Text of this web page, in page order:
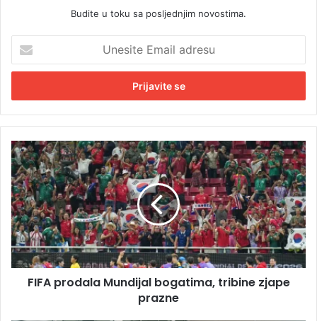
Budite u toku sa posljednjim novostima.
e
i
t
E
m
a
i
l
a
d
r
e
F
I
F
A
p
r
o
d
a
FIFA prodala Mundijal bogatima, tribine zjape
prazne